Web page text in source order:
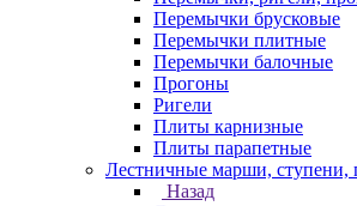
Перемычки брусковые
Перемычки плитные
Перемычки балочные
Прогоны
Ригели
Плиты карнизные
Плиты парапетные
Лестничные марши, ступени,
Назад